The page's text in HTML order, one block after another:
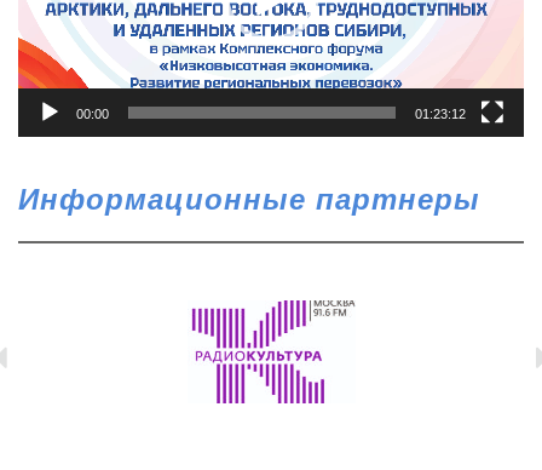
00:00 01:23:12
Информационные партнеры